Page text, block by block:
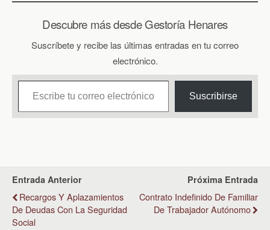
Descubre más desde Gestoría Henares
Suscríbete y recibe las últimas entradas en tu correo
electrónico.
Escribe tu correo electrónico…
Suscribirse
Entrada Anterior
Recargos Y Aplazamientos
De Deudas Con La Seguridad
Social
Próxima Entrada
Contrato Indefinido De Familiar
De Trabajador Autónomo